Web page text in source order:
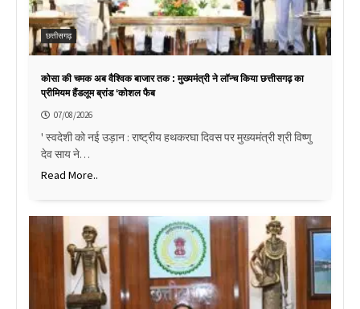
छत्तीसगढ़
कोसा की चमक अब वैश्विक बाजार तक : मुख्यमंत्री ने लॉन्च किया छत्तीसगढ़ का
प्रीमियम हैंडलूम ब्रांड ‘कोशल फैब
07/08/2026
' स्वदेशी को नई उड़ान : राष्ट्रीय हथकरघा दिवस पर मुख्यमंत्री श्री विष्णु
देव साय ने…
Read More..